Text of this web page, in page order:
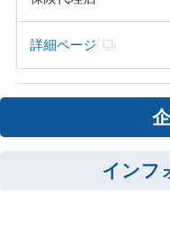
詳細ページ
インフ